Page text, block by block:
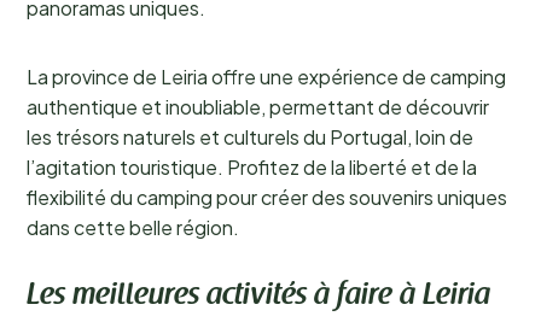
panoramas uniques.
La province de Leiria offre une expérience de camping
authentique et inoubliable, permettant de découvrir
les trésors naturels et culturels du Portugal, loin de
l’agitation touristique. Profitez de la liberté et de la
flexibilité du camping pour créer des souvenirs uniques
dans cette belle région.
Les meilleures activités à faire à Leiria